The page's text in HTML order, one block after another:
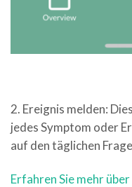
2. Ereignis melden:
jedes Symptom oder
auf den täglichen
Erfahren Sie mehr